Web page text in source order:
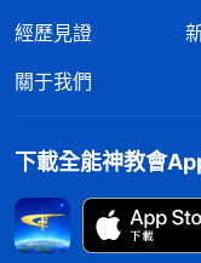
對你有幫助呢？如
你在信仰上有
同交流。
經歷見證
關于我們
下載全能神教會